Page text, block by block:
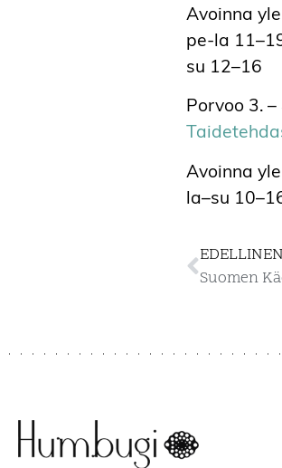
Avoinna
pe-la
su 12–16
Porvoo 3.
Avoinna
la–su
EDELLINEN
Suomen